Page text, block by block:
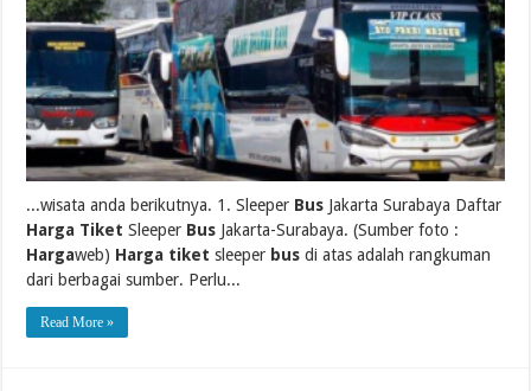
...wisata anda berikutnya. 1. Sleeper Bus Jakarta Surabaya Daftar
Harga Tiket Sleeper Bus Jakarta-Surabaya. (Sumber foto :
Hargaweb) Harga tiket sleeper bus di atas adalah rangkuman
dari berbagai sumber. Perlu...
Read More »